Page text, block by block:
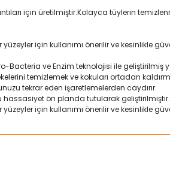
için üretilmiştir.Kolayca tüylerin
için kullanımı önerilir ve kesinlikle
Bacteria ve Enzim teknolojisi ile geliştirilmiş
temizlemek ve kokuları ortadan
tekrar eden işaretlemelerden caydırır.
hassasiyet ön planda tutularak geliştirilmiştir.
için kullanımı önerilir ve kesinlikle